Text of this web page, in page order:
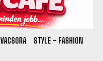
VACSORA
STYLE – FASHION